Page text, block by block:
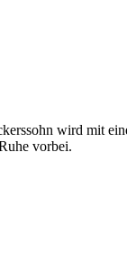
wird mit
vorbei.